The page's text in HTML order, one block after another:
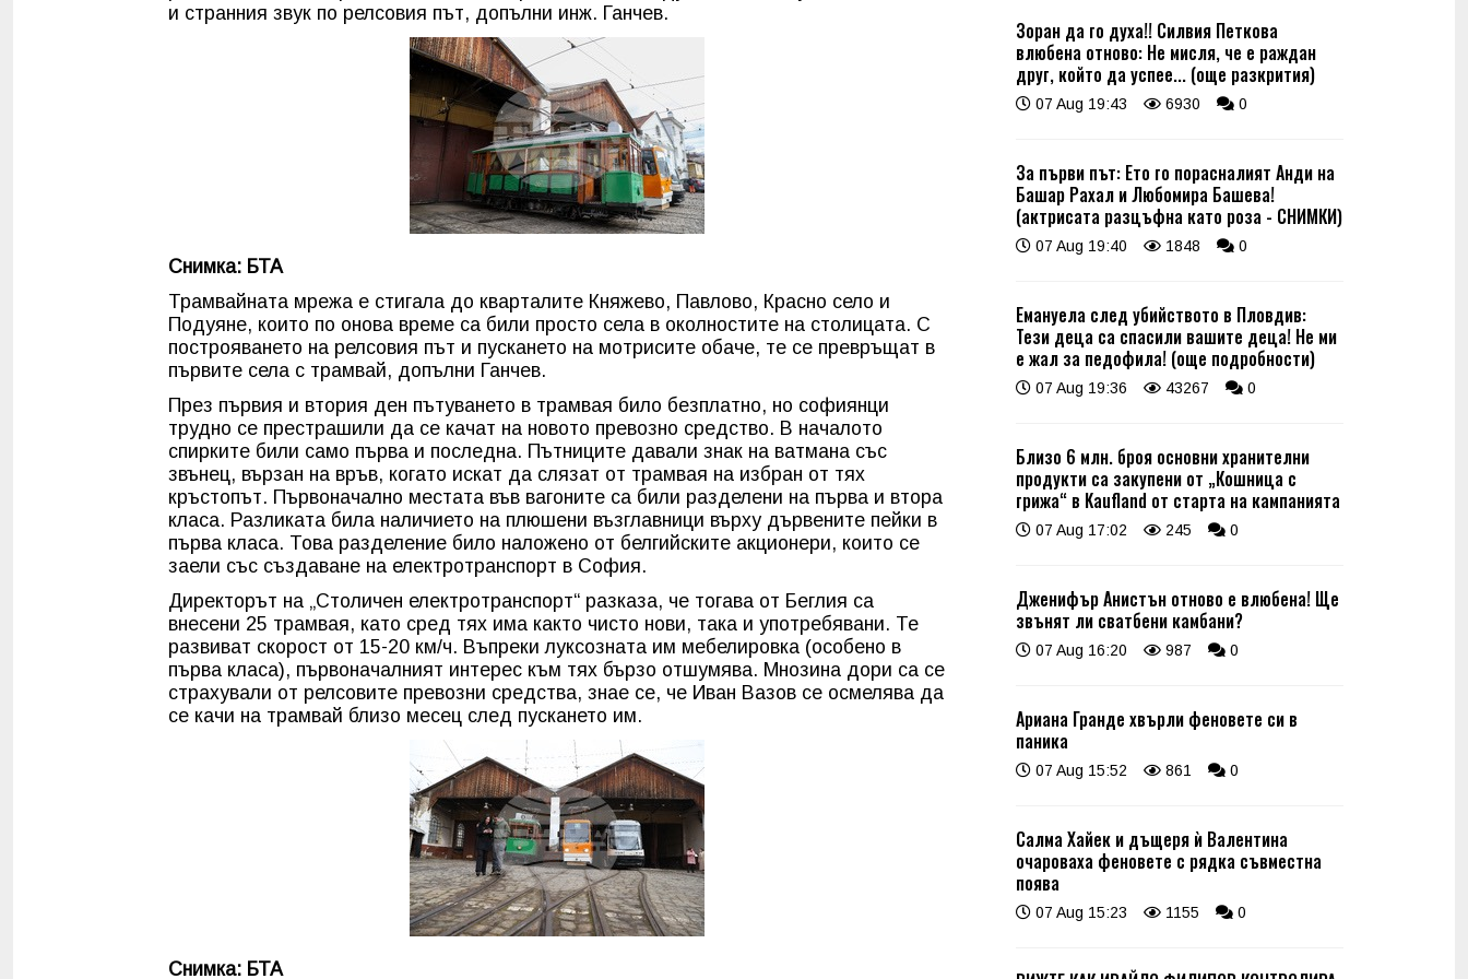
и странния звук по релсовия път, допълни инж. Ганчев.
Снимка: БТА
Трамвайната мрежа е стигала до кварталите Княжево, Павлово, Красно село и
Подуяне, които по онова време са били просто села в околностите на столицата. С
построяването на релсовия път и пускането на мотрисите обаче, те се превръщат в
първите села с трамвай, допълни Ганчев.
През първия и втория ден пътуването в трамвая било безплатно, но софиянци
трудно се престрашили да се качат на новото превозно средство. В началото
спирките били само първа и последна. Пътниците давали знак на ватмана със
звънец, вързан на връв, когато искат да слязат от трамвая на избран от тях
кръстопът. Първоначално местата във вагоните са били разделени на първа и втора
класа. Разликата била наличието на плюшени възглавници върху дървените пейки в
първа класа. Това разделение било наложено от белгийските акционери, които се
заели със създаване на електротранспорт в София.
Директорът на „Столичен електротранспорт“ разказа, че тогава от Беглия са
внесени 25 трамвая, като сред тях има както чисто нови, така и употребявани. Те
развиват скорост от 15-20 км/ч. Въпреки луксозната им мебелировка (особено в
първа класа), първоначалният интерес към тях бързо отшумява. Мнозина дори са се
страхували от релсовите превозни средства, знае се, че Иван Вазов се осмелява да
се качи на трамвай близо месец след пускането им.
Снимка: БТА
Зоран да го духа!! Силвия Петкова
влюбена отново: Не мисля, че е раждан
друг, който да успее... (още разкрития)
07 Aug 19:43 6930 0
За първи път: Ето го порасналият Анди на
Башар Рахал и Любомира Башева!
(актрисата разцъфна като роза - СНИМКИ)
07 Aug 19:40 1848 0
Емануела след убийството в Пловдив:
Тези деца са спасили вашите деца! Не ми
е жал за педофила! (още подробности)
07 Aug 19:36 43267 0
Близо 6 млн. броя основни хранителни
продукти са закупени от „Кошница с
грижа“ в Kaufland от старта на кампанията
07 Aug 17:02 245 0
Дженифър Анистън отново е влюбена! Ще
звънят ли сватбени камбани?
07 Aug 16:20 987 0
Ариана Гранде хвърли феновете си в
паника
07 Aug 15:52 861 0
Салма Хайек и дъщеря ѝ Валентина
очароваха феновете с рядка съвместна
поява
07 Aug 15:23 1155 0